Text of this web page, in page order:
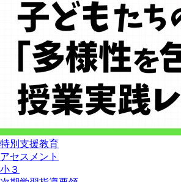
特別支援教育
アセスメント
小３